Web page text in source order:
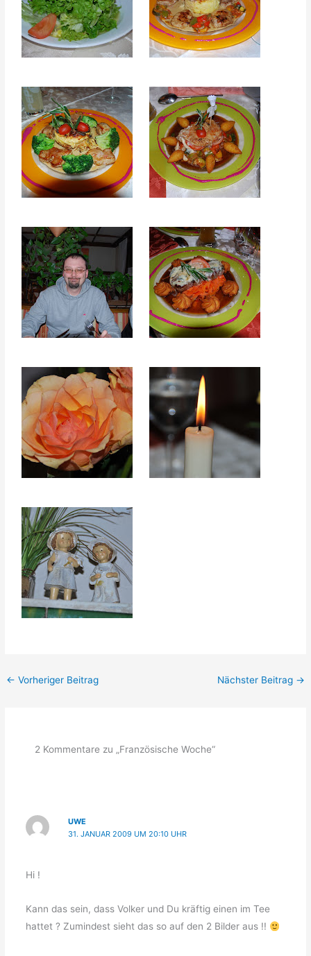
← Vorheriger Beitrag Nächster Beitrag →
2 Kommentare zu „Französische Woche“
UWE
31. JANUAR 2009 UM 20:10 UHR
Hi !
Kann das sein, dass Volker und Du kräftig einen im Tee
hattet ? Zumindest sieht das so auf den 2 Bilder aus !!